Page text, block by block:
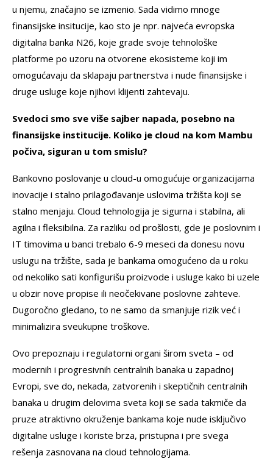
u njemu, značajno se izmenio. Sada vidimo mnoge
finansijske insitucije, kao sto je npr. najveća evropska
digitalna banka N26, koje grade svoje tehnološke
platforme po uzoru na otvorene ekosisteme koji im
omogućavaju da sklapaju partnerstva i nude finansijske i
druge usluge koje njihovi klijenti zahtevaju.
Svedoci smo sve više sajber napada, posebno na
finansijske institucije. Koliko je cloud na kom Mambu
počiva, siguran u tom smislu?
Bankovno poslovanje u cloud-u omogućuje organizacijama
inovacije i stalno prilagođavanje uslovima tržišta koji se
stalno menjaju. Cloud tehnologija je sigurna i stabilna, ali
agilna i fleksibilna. Za razliku od prošlosti, gde je poslovnim i
IT timovima u banci trebalo 6-9 meseci da donesu novu
uslugu na tržište, sada je bankama omogućeno da u roku
od nekoliko sati konfigurišu proizvode i usluge kako bi uzele
u obzir nove propise ili neočekivane poslovne zahteve.
Dugoročno gledano, to ne samo da smanjuje rizik već i
minimalizira sveukupne troškove.
Ovo prepoznaju i regulatorni organi širom sveta – od
modernih i progresivnih centralnih banaka u zapadnoj
Evropi, sve do, nekada, zatvorenih i skeptičnih centralnih
banaka u drugim delovima sveta koji se sada takmiče da
pruze atraktivno okruženje bankama koje nude isključivo
digitalne usluge i koriste brza, pristupna i pre svega
rešenja zasnovana na cloud tehnologijama.